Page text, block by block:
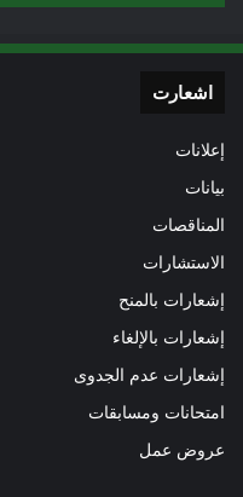
اشعارت
إعلانات
بيانات
المناقصات
الاستشارات
إشعارات بالمنح
إشعارات بالإلغاء
إشعارات عدم الجدوى
امتحانات ومسابقات
عروض عمل